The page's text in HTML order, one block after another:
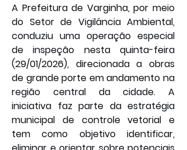
A Prefeitura de Varginha, por meio
do Setor de Vigilância Ambiental,
conduziu uma operação especial
de inspeção nesta quinta-feira
(29/01/2026), direcionada a obras
de grande porte em andamento na
região central da cidade. A
iniciativa faz parte da estratégia
municipal de controle vetorial e
tem como objetivo identificar,